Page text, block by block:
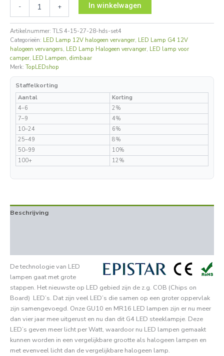
- + In winkelwagen
Artikelnummer: TLS 4-15-27-28-hds-set4
Categorieën: LED Lamp 12V halogeen vervanger, LED Lamp G4 12V
halogeen vervangers, LED Lamp Halogeen vervanger, LED lamp voor
camper, LED Lampen, dimbaar
Merk: TopLEDshop
Staffelkorting
Aantal
Korting
4–6
2%
7–9
4%
10–24
6%
25–49
8%
50–99
10%
100+
12%
Beschrijving
De technologie van LED
lampen gaat met grote
stappen. Het nieuwste op LED gebied zijn de z.g. COB (Chips on
Board) LED’s. Dat zijn veel LED’s die samen op een groter oppervlak
zijn samengevoegd. Onze GU10 en MR16 LED lampen zijn er nu meer
dan vier jaar mee uitgerust en nu dan dit G4 LED steeklampje. Deze
LED’s geven meer licht per Watt, waardoor nu LED lampen gemaakt
kunnen worden in een vergelijkbare grootte als halogeen lampen en
met evenveel licht dan de vergelijkbare halogeen lamp.